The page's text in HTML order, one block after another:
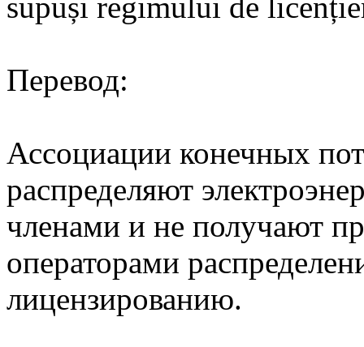
Перевод:
Ассоциации конечных
распределяют
членами и не получают
операторами
лицензированию.